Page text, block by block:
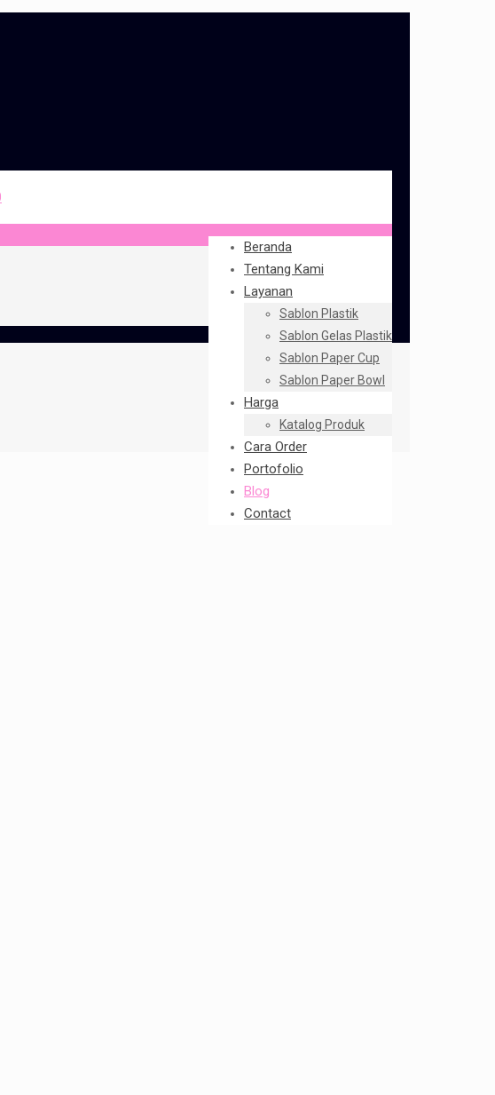
Beranda
Tentang Kami
Layanan
Sablon Plastik
Sablon Gelas Plastik
Sablon Paper Cup
Sablon Paper Bowl
Harga
Katalog Produk
Cara Order
Portofolio
Blog
Contact